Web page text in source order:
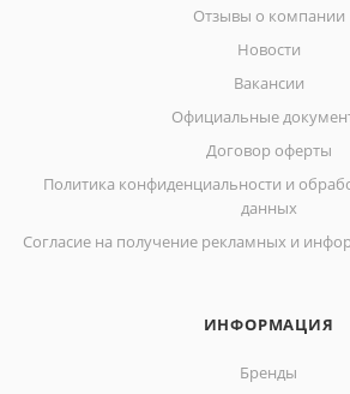
Отзывы о компании
Новости
Вакансии
Официальные
Договор оферты
Политика конфиденциальности и
данных
Согласие на получение рекламных и
ИНФОРМАЦИЯ
Бренды